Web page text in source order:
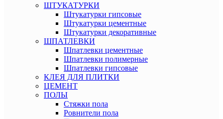
ШТУКАТУРКИ
Штукатурки гипсовые
Штукатурки цементные
Штукатурки декоративные
ШПАТЛЕВКИ
Шпатлевки цементные
Шпатлевки полимерные
Шпатлевки гипсовые
КЛЕЯ ДЛЯ ПЛИТКИ
ЦЕМЕНТ
ПОЛЫ
Стяжки пола
Ровнители пола